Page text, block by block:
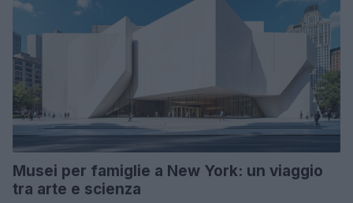
Musei per famiglie a New York: un viaggio
tra arte e scienza